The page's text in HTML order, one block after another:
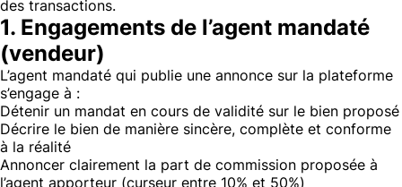
des transactions.
1. Engagements de l’agent mandaté
(vendeur)
L’agent mandaté qui publie une annonce sur la plateforme
s’engage à :
Détenir un mandat en cours de validité sur le bien proposé
Décrire le bien de manière sincère, complète et conforme
à la réalité
Annoncer clairement la part de commission proposée à
l’agent apporteur (curseur entre 10% et 50%)